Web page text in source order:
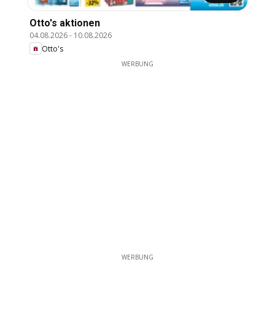
Otto's aktionen
04.08.2026- 10.08.2026
Otto's
WERBUNG
WERBUNG